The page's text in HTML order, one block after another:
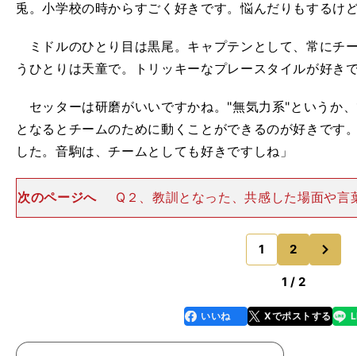
兎。小学校の時からすごく好きです。悩んだりもするけ
ミドルのひとり目は黒尾。キャプテンとして、常にチ
うひとりは天童で。トリッキーなプレースタイルが好きで
セッターは研磨がいいですかね。"無気力系"というか
となるとチームのために動くことができるのが好きです
した。音駒は、チームとしても好きですしね」
次のページへ
Q２、教訓となった、共感した場面や言
心に響いたセリフは、田中（龍之介）の『ところで平凡
いている暇はあるのか』ですね。自分にも重ね合わさる
の前後のシーンも含め
1 2
1 / 2
faceboo
k
いいね Xでポストする
line
】